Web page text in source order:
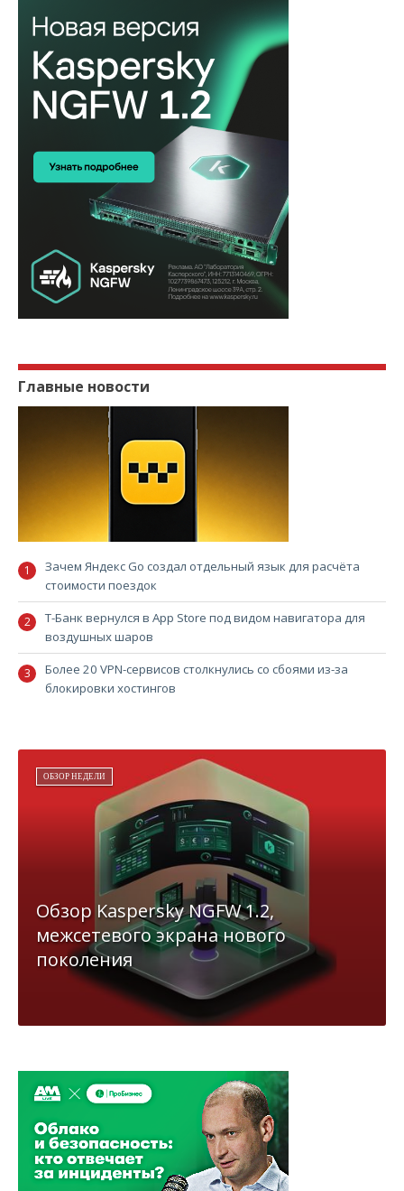
Главные новости
Зачем Яндекс Go создал отдельный язык для расчёта
стоимости поездок
Т-Банк вернулся в App Store под видом навигатора для
воздушных шаров
Более 20 VPN-сервисов столкнулись со сбоями из-за
блокировки хостингов
ОБЗОР НЕДЕЛИ
Обзор Kaspersky NGFW 1.2,
межсетевого экрана нового
поколения